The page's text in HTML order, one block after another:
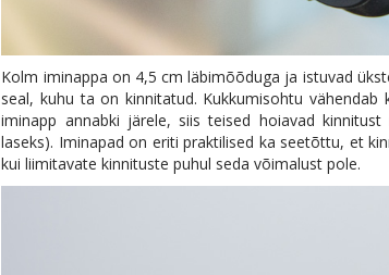
Kolm iminappa on 4,5 cm läbimõõduga ja istuvad
seal, kuhu ta on kinnitatud. Kukkumisohtu
iminapp annabki järele, siis teised hoiavad
laseks). Iminapad on eriti praktilised ka seetõttu, et
kui liimitavate kinnituste puhul seda võimalust pole.